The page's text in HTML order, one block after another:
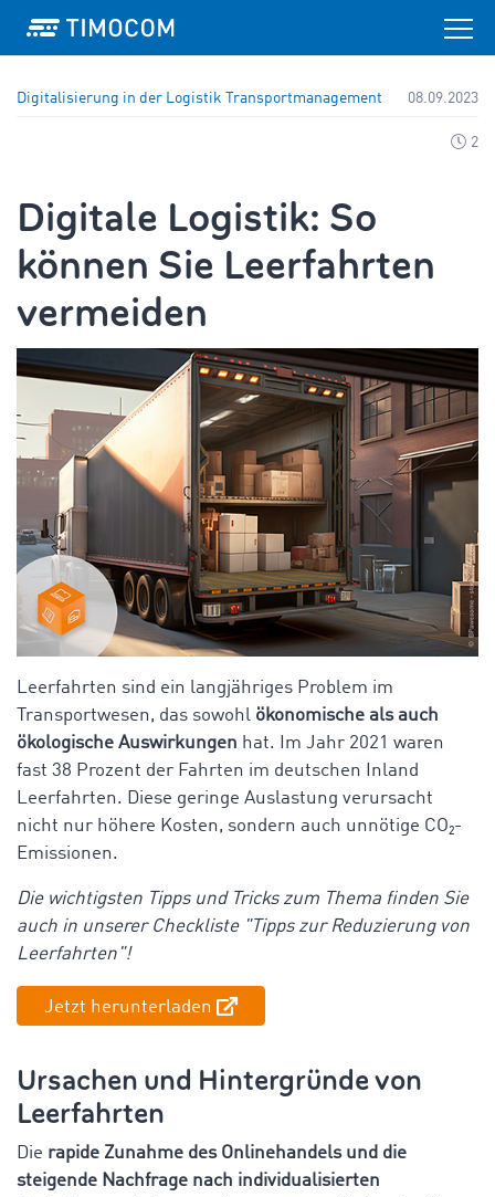
Digitalisierung in der Logistik Transportmanagement 08.09.2023
2
Digitale Logistik: So
können Sie Leerfahrten
vermeiden
Leerfahrten sind ein langjähriges Problem im
Transportwesen, das sowohl ökonomische als auch
ökologische Auswirkungen hat. Im Jahr 2021 waren
fast 38 Prozent der Fahrten im deutschen Inland
Leerfahrten. Diese geringe Auslastung verursacht
nicht nur höhere Kosten, sondern auch unnötige CO₂-
Emissionen.
Die wichtigsten Tipps und Tricks zum Thema finden Sie
auch in unserer Checkliste "Tipps zur Reduzierung von
Leerfahrten"!
Jetzt herunterladen
Ursachen und Hintergründe von
Leerfahrten
Die rapide Zunahme des Onlinehandels und die
steigende Nachfrage nach individualisierten